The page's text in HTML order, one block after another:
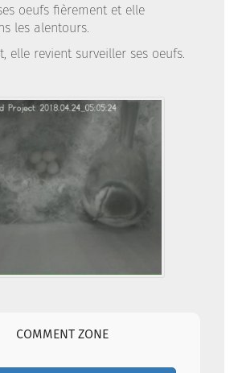
oeufs fièrement et elle
les alentours.
elle revient surveiller ses oeufs.
COMMENT ZONE